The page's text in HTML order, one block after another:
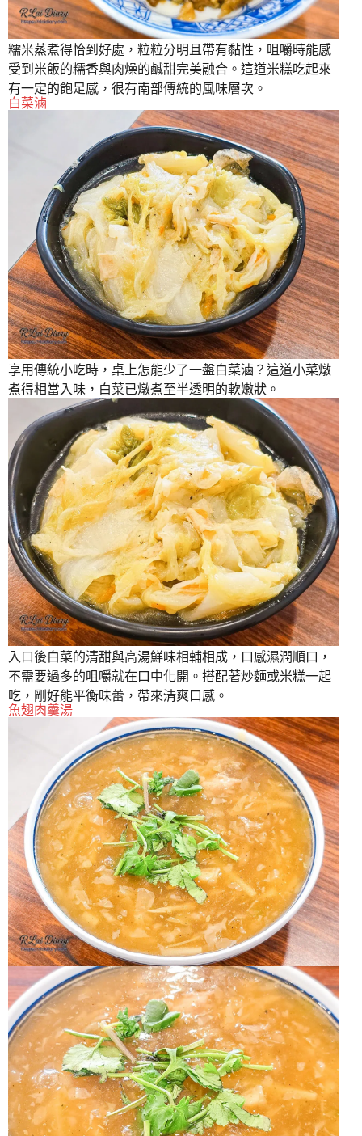
糯米蒸煮得恰到好處，粒粒分明且帶有黏性，咀嚼時能感
受到米飯的糯香與肉燥的鹹甜完美融合。這道米糕吃起來
有一定的飽足感，很有南部傳統的風味層次。
白菜滷
享用傳統小吃時，桌上怎能少了一盤白菜滷？這道小菜燉
煮得相當入味，白菜已燉煮至半透明的軟嫩狀。
入口後白菜的清甜與高湯鮮味相輔相成，口感濕潤順口，
不需要過多的咀嚼就在口中化開。搭配著炒麵或米糕一起
吃，剛好能平衡味蕾，帶來清爽口感。
魚翅肉羹湯